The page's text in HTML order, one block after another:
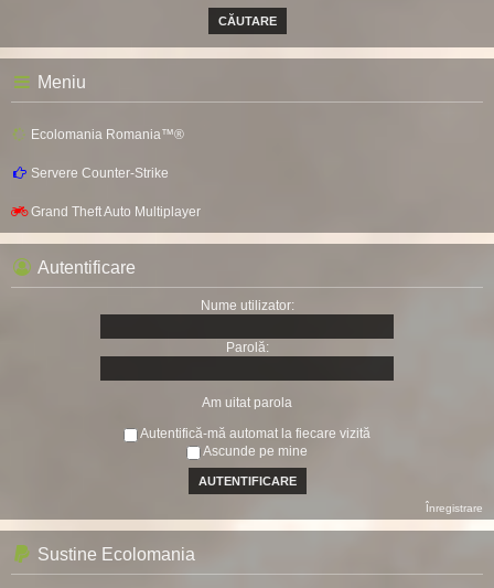
Meniu
Ecolomania Romania™®
Servere Counter-Strike
Grand Theft Auto Multiplayer
Autentificare
Nume utilizator:
Parolă:
Am uitat parola
Autentifică-mă automat la fiecare vizită
Ascunde pe mine
Înregistrare
Sustine Ecolomania